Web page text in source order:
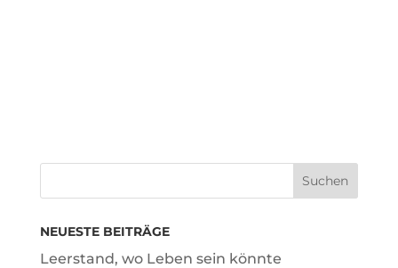
NEUESTE BEITRÄGE
Leerstand, wo Leben sein könnte